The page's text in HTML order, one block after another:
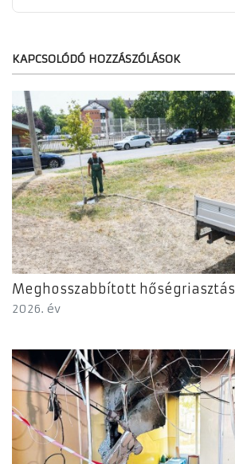
KAPCSOLÓDÓ HOZZÁSZÓLÁSOK
Meghosszabbított hőségriasztás
2026. év